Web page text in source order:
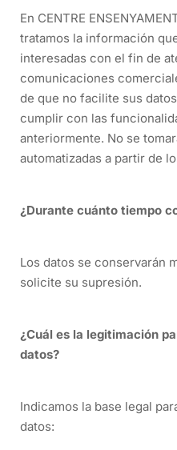
En CENTRE
tratamos la información
interesadas con el fin de
comunicaciones
de que no facilite sus
cumplir con las
anteriormente. No se
automatizadas a partir de
¿Durante cuánto tiempo
Los datos se conservarán
solicite su supresión.
¿Cuál es la legitimación
datos?
Indicamos la base legal
datos: